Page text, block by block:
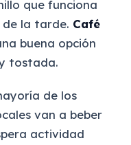
que funciona
la tarde. Café
buena opción
tostada.
de los
van a beber
actividad